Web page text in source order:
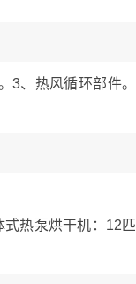
3、热风循环部件。
热泵烘干机：12匹